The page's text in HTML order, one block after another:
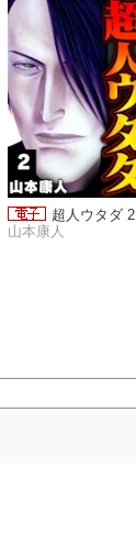
超人ウタダ 2
山本康人